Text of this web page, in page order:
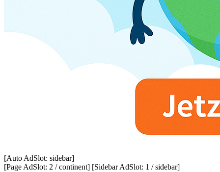
[Auto AdSlot: sidebar]
[Page AdSlot: 2 / continent] [Sidebar AdSlot: 1 / sidebar]